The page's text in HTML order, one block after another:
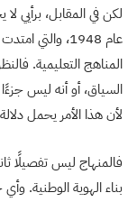
لكن في المقابل، برأيي
عام 1948،
المناهج التعليمية.
السياق، أو أنه ليس
لأن هذا الأمر يحمل
فالمنهاج ليس تفصيلًا
بناء الهوية الوطنية.